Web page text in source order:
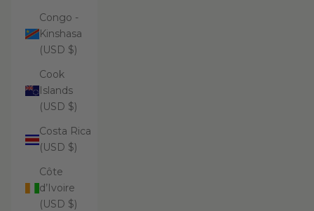
Congo -
Kinshasa
(USD $)
Cook
Islands
(USD $)
Costa Rica
(USD $)
Côte
d’Ivoire
(USD $)